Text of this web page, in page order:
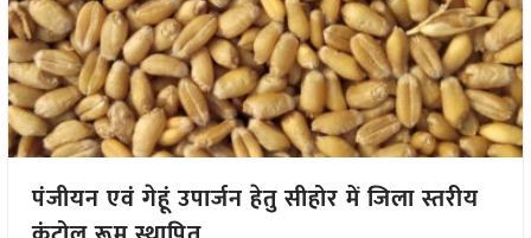
पंजीयन एवं गेहूं उपार्जन हेतु सीहोर में जिला स्तरीय